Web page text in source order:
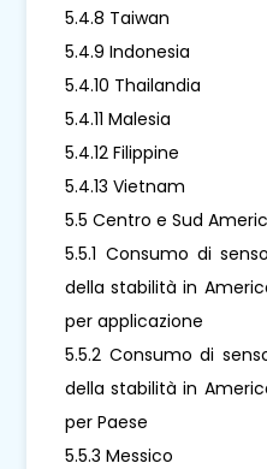
5.4.8 Taiwan
5.4.9 Indonesia
5.4.10 Thailandia
5.4.11 Malesia
5.4.12 Filippine
5.4.13 Vietnam
5.5 Centro e Sud
5.5.1 Consumo di
della stabilità in
per applicazione
5.5.2 Consumo di
della stabilità in
per Paese
5.5.3 Messico